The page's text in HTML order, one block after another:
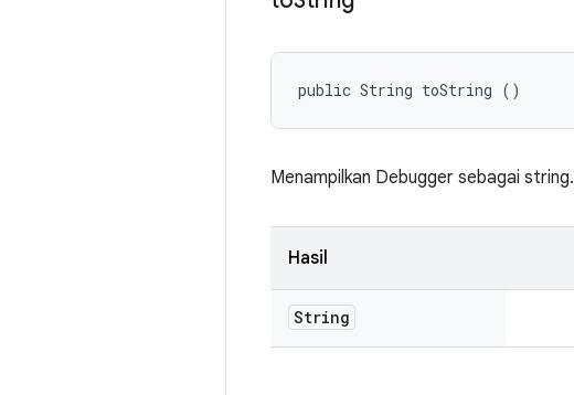
public String toString ()
Menampilkan Debugger sebagai string.
Hasil
String